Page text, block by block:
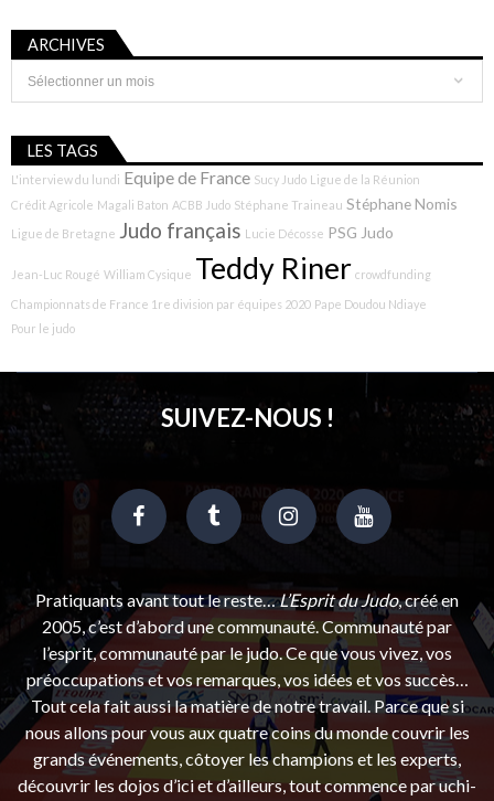
ARCHIVES
Archives
LES TAGS
L'interview du lundi Equipe de France Sucy Judo Ligue de la Réunion
Crédit Agricole Magali Baton ACBB Judo Stéphane Traineau Stéphane Nomis
Ligue de Bretagne Judo français Lucie Décosse PSG Judo
Jean-Luc Rougé William Cysique Teddy Riner crowdfunding
Championnats de France 1re division par équipes 2020 Pape Doudou Ndiaye
Pour le judo
SUIVEZ-NOUS !
Pratiquants avant tout le reste…L’Esprit du Judo, créé en
2005, c’est d’abord une communauté. Communauté par
l’esprit, communauté par le judo. Ce que vous vivez, vos
préoccupations et vos remarques, vos idées et vos succès…
Tout cela fait aussi la matière de notre travail. Parce que si
nous allons pour vous aux quatre coins du monde couvrir les
grands événements, côtoyer les champions et les experts,
découvrir les dojos d’ici et d’ailleurs, tout commence par uchi-